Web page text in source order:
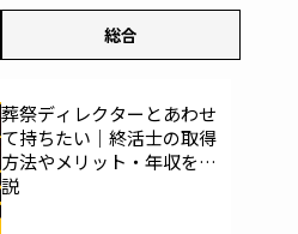
総合
葬祭ディレクターとあわせ
て持ちたい｜終活士の取得
方法やメリット・年収を解
説